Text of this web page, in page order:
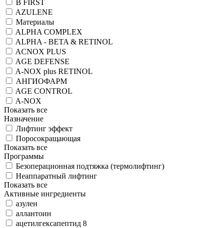
B FIRST
AZULENE
Материалы
ALPHA COMPLEX
ALPHA - BETA & RETINOL
ACNOX PLUS
AGE DEFENSE
A-NOX plus RETINOL
АНГИОФАРМ
AGE CONTROL
A-NOX
Показать все
Назначение
Лифтинг эффект
Поросокращающая
Показать все
Программы
Безоперационная подтяжка (термолифтинг)
Неаппаратный лифтинг
Показать все
Активные ингредиенты
азулен
аллантоин
ацетилгексапептид 8